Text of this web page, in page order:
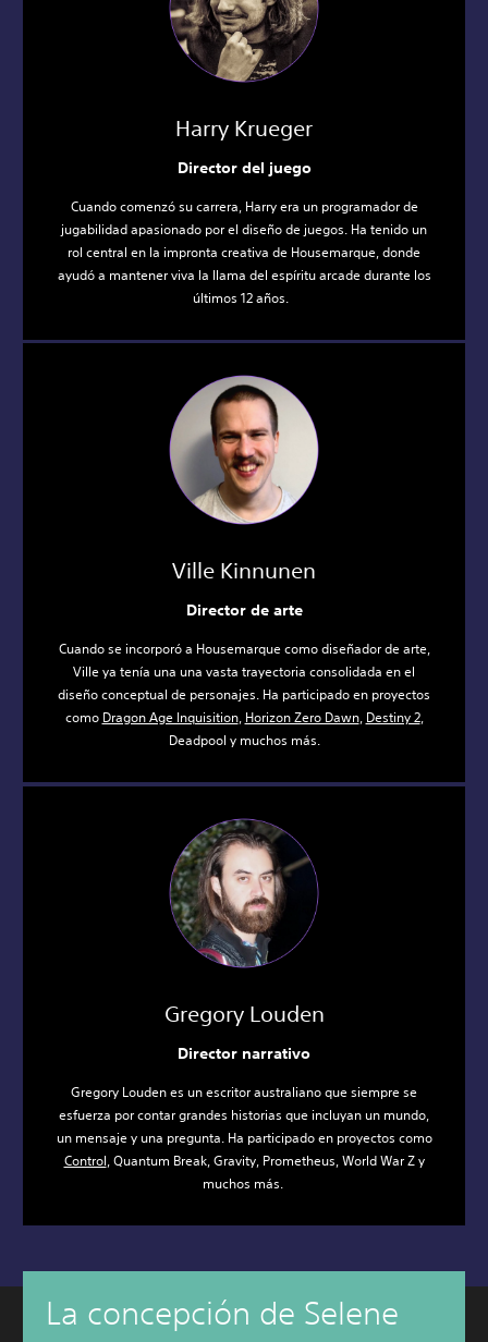
Harry Krueger
Director del juego
Cuando comenzó su carrera, Harry era un programador de
jugabilidad apasionado por el diseño de juegos. Ha tenido un
rol central en la impronta creativa de Housemarque, donde
ayudó a mantener viva la llama del espíritu arcade durante los
últimos 12 años.
Ville Kinnunen
Director de arte
Cuando se incorporó a Housemarque como diseñador de arte,
Ville ya tenía una una vasta trayectoria consolidada en el
diseño conceptual de personajes. Ha participado en proyectos
como Dragon Age Inquisition, Horizon Zero Dawn, Destiny 2,
Deadpool y muchos más.
Gregory Louden
Director narrativo
Gregory Louden es un escritor australiano que siempre se
esfuerza por contar grandes historias que incluyan un mundo,
un mensaje y una pregunta. Ha participado en proyectos como
Control, Quantum Break, Gravity, Prometheus, World War Z y
muchos más.
La concepción de Selene